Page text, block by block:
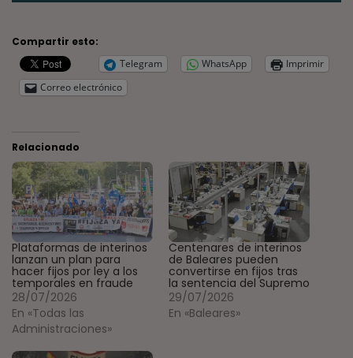
Compartir esto:
Telegram
WhatsApp
Imprimir
Correo electrónico
Relacionado
Plataformas de interinos
lanzan un plan para
hacer fijos por ley a los
temporales en fraude
28/07/2026
En «Todas las
Administraciones»
Centenares de interinos
de Baleares pueden
convertirse en fijos tras
la sentencia del Supremo
29/07/2026
En «Baleares»